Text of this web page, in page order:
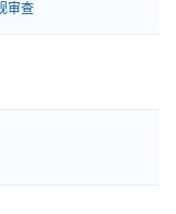
审查